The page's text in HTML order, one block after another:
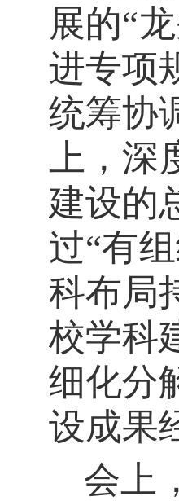
展的“
进专项
统筹协
上，深
建设的
过“有
科布局
校学科
细化分
设成果
会上